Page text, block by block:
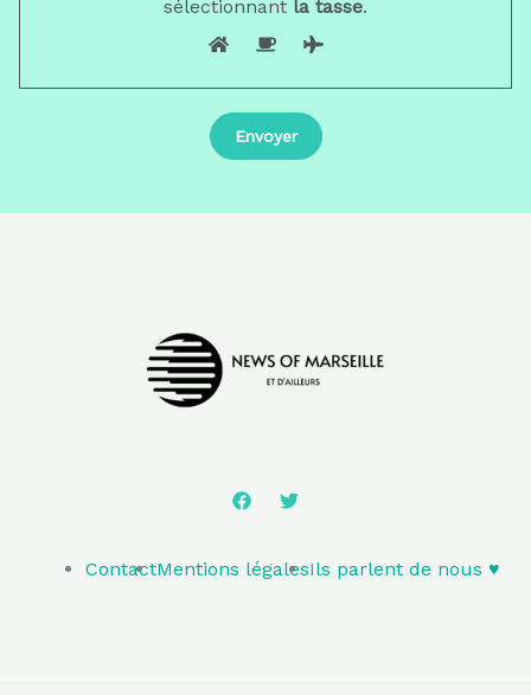
sélectionnant la tasse.
ContactMentions légalesIls parlent de nous ♥️